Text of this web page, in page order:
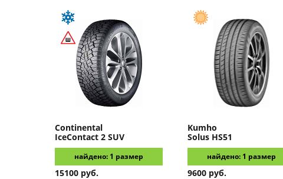
Continental
IceContact 2 SUV
найдено: 1 размер
15100 руб.
Kumho
Solus HS51
найдено: 1 размер
9600 руб.